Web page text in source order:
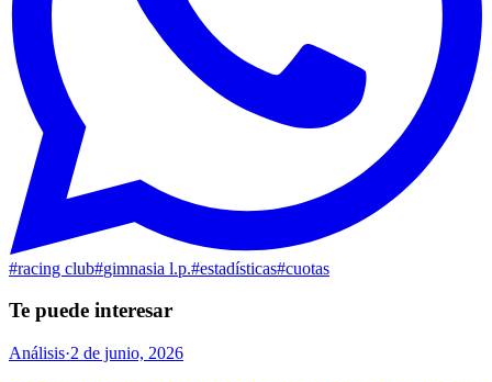
#racing club#gimnasia l.p.#estadísticas#cuotas
Te puede interesar
Análisis·2 de junio, 2026